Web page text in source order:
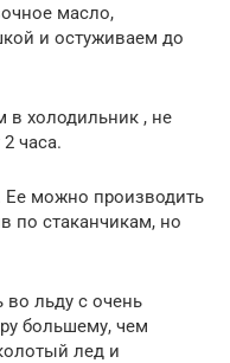
масло,
и остуживаем до
в холодильник , не
часа.
можно производить
по стаканчикам, но
во льду с очень
большему, чем
лед и